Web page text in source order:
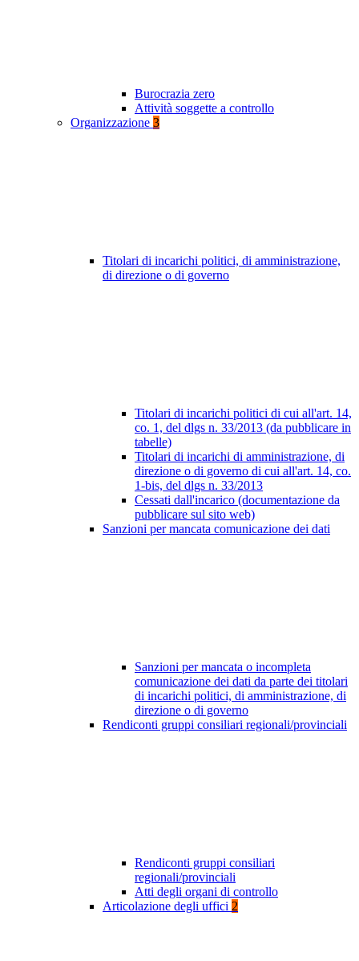
Burocrazia zero
Attività soggette a controllo
Organizzazione 3
Titolari di incarichi politici, di amministrazione,
di direzione o di governo
Titolari di incarichi politici di cui all'art. 14,
co. 1, del dlgs n. 33/2013 (da pubblicare in
tabelle)
Titolari di incarichi di amministrazione, di
direzione o di governo di cui all'art. 14, co.
1-bis, del dlgs n. 33/2013
Cessati dall'incarico (documentazione da
pubblicare sul sito web)
Sanzioni per mancata comunicazione dei dati
Sanzioni per mancata o incompleta
comunicazione dei dati da parte dei titolari
di incarichi politici, di amministrazione, di
direzione o di governo
Rendiconti gruppi consiliari regionali/provinciali
Rendiconti gruppi consiliari
regionali/provinciali
Atti degli organi di controllo
Articolazione degli uffici 2